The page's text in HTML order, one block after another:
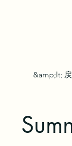
&amp;lt;